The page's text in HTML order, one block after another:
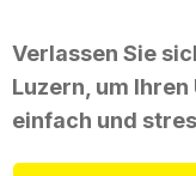
Verlassen Sie
Luzern, um
einfach und